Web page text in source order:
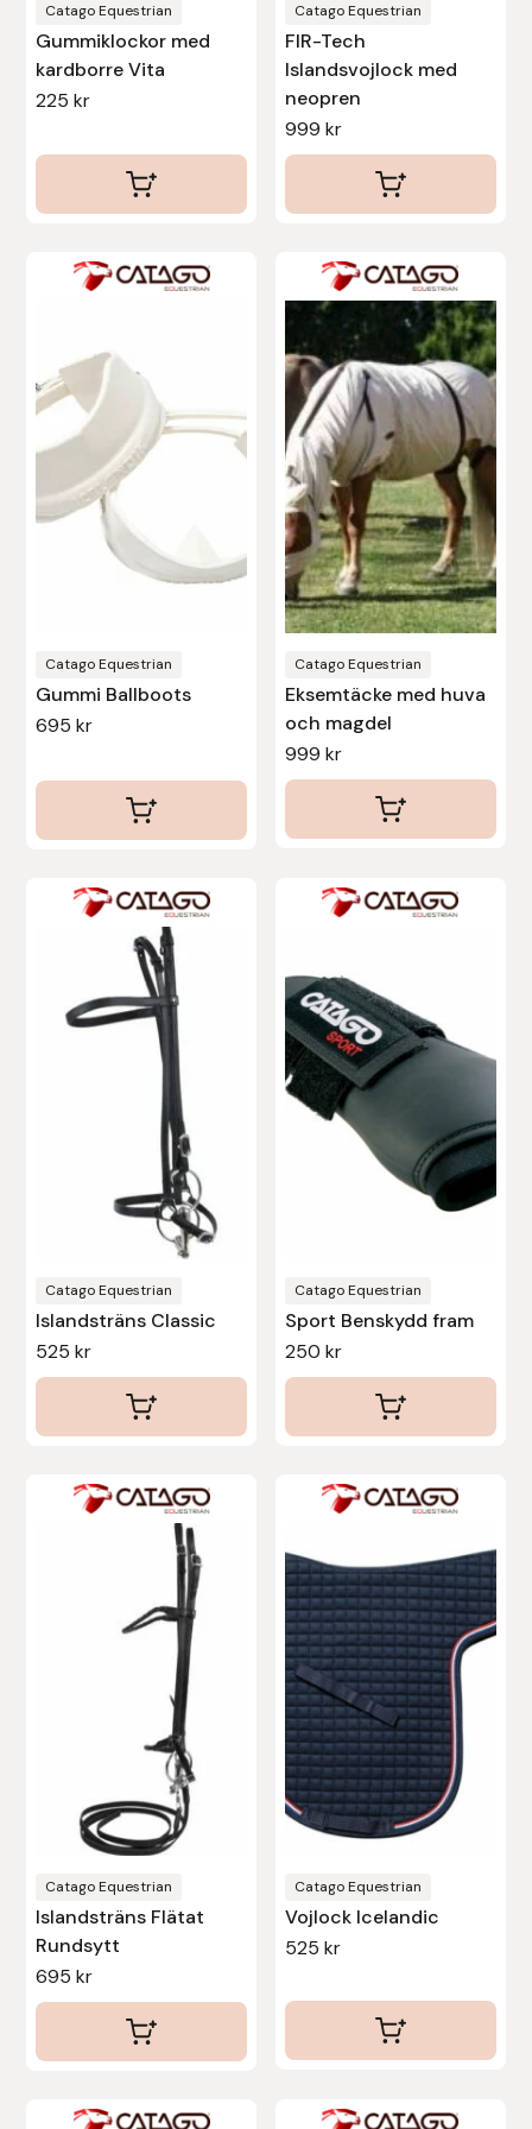
Catago Equestrian
Gummiklockor med
kardborre Vita
225kr
produktsidan
Catago Equestrian
FIR-Tech
Islandsvojlock med
neopren
999 kr
produktsidan
Catago Equestrian
Gummi Ballboots
695kr
har
flera
varianter.
olika
alternativen
produktsidan
Catago Equestrian
Eksemtäcke med huva
och magdel
999 kr
här
produkten
har
flera
varianter.
De
olika
alternativen
kan
väljas
på
produktsidan
Catago Equestrian
Islandsträns Classic
525kr
Catago Equestrian
Sport Benskydd fram
250 kr
har
flera
varianter.
De
olika
alternativen
produktsidan
Catago Equestrian
Islandsträns Flätat
Rundsytt
695kr
Catago Equestrian
Vojlock Icelandic
525 kr
produkten
har
flera
varianter.
De
olika
alternativen
kan
väljas
produktsidan
Eldorado
Epona bokförlag
Eric LeTixerant
Eskadron
Eyjólfur Ísólfsson
Fleck
Freyja
Globus Sport
Hesta Gallery
Horse Guard
HRÍMNIR
Islandshästspecialisten
Källquist Equestrian
Karlslund
Kidka of Iceland
Klisterdekaler.se
Knights
Ky Rotary Bit